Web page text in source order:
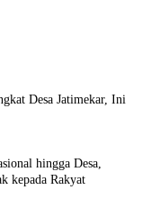
Desa Jatimekar, Ini
hingga Desa,
kepada Rakyat